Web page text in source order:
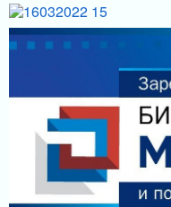
ГЛАВНАЯ
НОВОСТИ
ПОДДЕРЖКА БИЗНЕСА
МЕРЫ ПОДДЕРЖКИ
ИНФРАСТРУКТУРА